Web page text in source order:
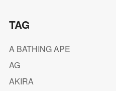
TAG
A BATHING APE
AG
AKIRA